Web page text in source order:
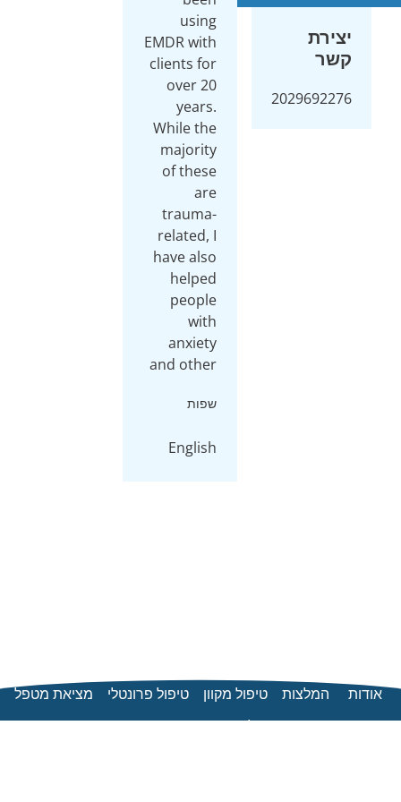
יצירת
קשר
2029692276
using
EMDR with
clients for
over 20
years.
While the
majority
of these
are
trauma-
related, I
have also
helped
people
with
anxiety
and other
שפות
English
אודות המלצות טיפול מקוון טיפול פרונטלי
מציאת מטפל
מחיר
שאלות נפוצות צור קשר Blog